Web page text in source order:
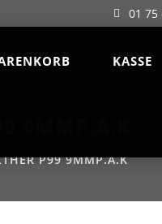
01 75
KASSE
P99 9MMP.A.K